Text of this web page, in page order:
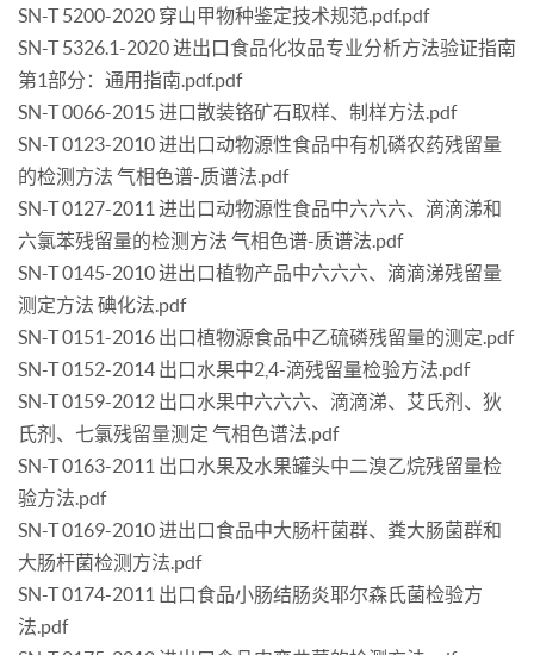
SN-T 5200-2020 穿山甲物种鉴定技术规范.pdf.pdf
SN-T 5326.1-2020 进出口食品化妆品专业分析方法验证指南
第1部分：通用指南.pdf.pdf
SN-T 0066-2015 进口散装铬矿石取样、制样方法.pdf
SN-T 0123-2010 进出口动物源性食品中有机磷农药残留量
的检测方法 气相色谱-质谱法.pdf
SN-T 0127-2011 进出口动物源性食品中六六六、滴滴涕和
六氯苯残留量的检测方法 气相色谱-质谱法.pdf
SN-T 0145-2010 进出口植物产品中六六六、滴滴涕残留量
测定方法 碘化法.pdf
SN-T 0151-2016 出口植物源食品中乙硫磷残留量的测定.pdf
SN-T 0152-2014 出口水果中2,4-滴残留量检验方法.pdf
SN-T 0159-2012 出口水果中六六六、滴滴涕、艾氏剂、狄
氏剂、七氯残留量测定 气相色谱法.pdf
SN-T 0163-2011 出口水果及水果罐头中二溴乙烷残留量检
验方法.pdf
SN-T 0169-2010 进出口食品中大肠杆菌群、粪大肠菌群和
大肠杆菌检测方法.pdf
SN-T 0174-2011 出口食品小肠结肠炎耶尔森氏菌检验方
法.pdf